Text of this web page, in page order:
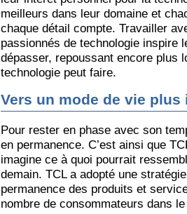
meilleurs dans leur domaine et
chaque détail compte. Travailler
passionnés de technologie inspire
dépasser, repoussant encore plus
technologie peut faire.
Vers un mode de vie
Pour rester en phase avec son
en permanence. C’est ainsi que
imagine ce à quoi pourrait
demain. TCL a adopté une
permanence des produits et
nombre de consommateurs dans